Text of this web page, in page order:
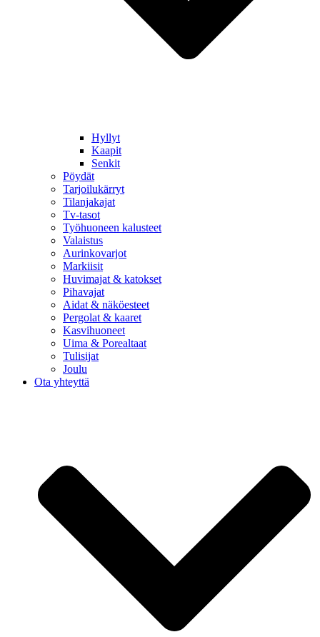
Hyllyt
Kaapit
Senkit
Pöydät
Tarjoilukärryt
Tilanjakajat
Tv-tasot
Työhuoneen kalusteet
Valaistus
Aurinkovarjot
Markiisit
Huvimajat & katokset
Pihavajat
Aidat & näköesteet
Pergolat & kaaret
Kasvihuoneet
Uima & Porealtaat
Tulisijat
Joulu
Ota yhteyttä